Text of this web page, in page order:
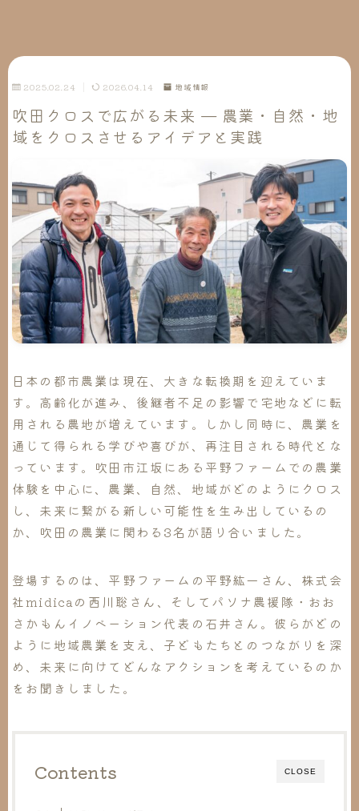
2025.02.24 2026.04.14 地域情報
吹田クロスで広がる未来 — 農業・自然・地
域をクロスさせるアイデアと実践
日本の都市農業は現在、大きな転換期を迎えていま
す。高齢化が進み、後継者不足の影響で宅地などに転
用される農地が増えています。しかし同時に、農業を
通じて得られる学びや喜びが、再注目される時代とな
っています。吹田市江坂にある平野ファームでの農業
体験を中心に、農業、自然、地域がどのようにクロス
し、未来に繋がる新しい可能性を生み出しているの
か、吹田の農業に関わる3名が語り合いました。
登場するのは、平野ファームの平野紘一さん、株式会
社midicaの西川聡さん、そしてパソナ農援隊・おお
さかもんイノベーション代表の石井さん。彼らがどの
ように地域農業を支え、子どもたちとのつながりを深
め、未来に向けてどんなアクションを考えているのか
をお聞きしました。
CLOSE
Contents